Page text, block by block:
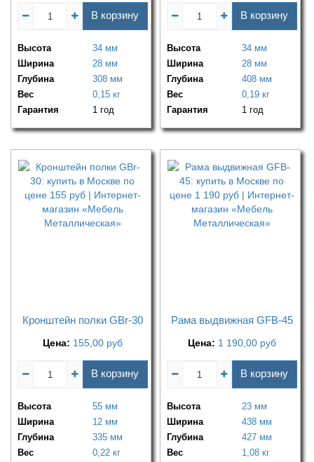
В корзину
Высота
34 мм
Ширина
28 мм
Глубина
308 мм
Вес
0,15 кг
Гарантия
1 год
В корзину
Высота
34 мм
Ширина
28 мм
Глубина
408 мм
Вес
0,19 кг
Гарантия
1 год
Кронштейн полки GBr-30
Цена: 155,00 руб
В корзину
Высота
55 мм
Ширина
12 мм
Глубина
335 мм
Вес
0,22 кг
Рама выдвижная GFB-45
Цена: 1 190,00 руб
В корзину
Высота
23 мм
Ширина
438 мм
Глубина
427 мм
Вес
1,08 кг